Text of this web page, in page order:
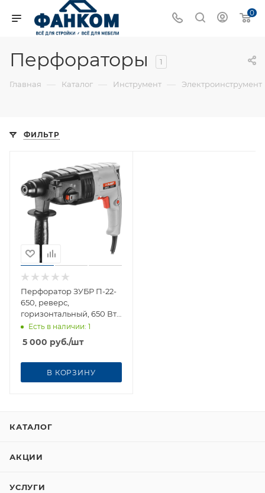
0
Перфораторы 1
Главная — Каталог — Инструмент — Электроинструмент
ФИЛЬТР
Перфоратор ЗУБР П-22-
650, реверс,
горизонтальный, 650 Вт,
кейс нп
Есть в наличии: 1
5 000 руб./шт
В КОРЗИНУ
КАТАЛОГ
АКЦИИ
УСЛУГИ